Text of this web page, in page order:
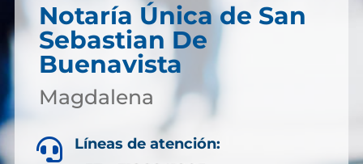
Notaría Única de San
Sebastian De
Buenavista
Magdalena
 Líneas de atención: